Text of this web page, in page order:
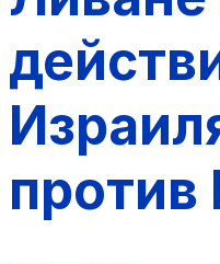
против